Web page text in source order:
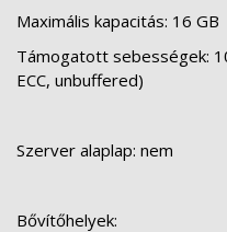
Maximális kapacitás: 16 GB
Támogatott sebességek:
ECC, unbuffered)
Szerver alaplap: nem
Bővítőhelyek: